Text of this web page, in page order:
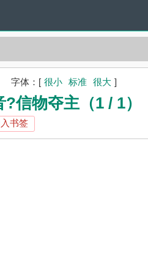
字体： [ 很小 标准 很大 ]
信物夺主（1 / 1）
书签